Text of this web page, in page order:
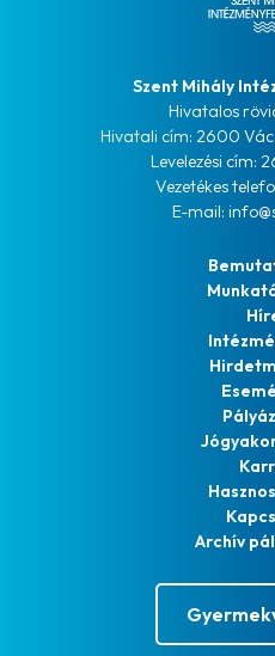
Szent Mihály
Hivatalos
Hivatali cím: 2600
Levelezési cím:
Vezetékes
E-mail:
Archív